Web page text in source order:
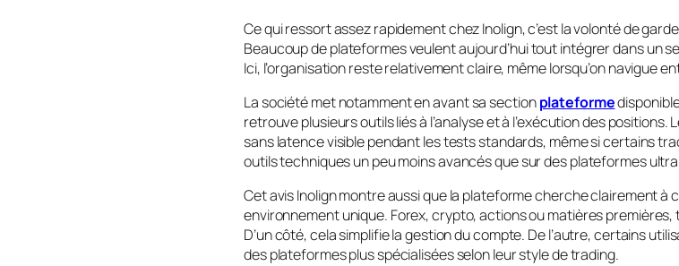
Ce qui ressort assez rapidement chez Inolign, c’est la volonté de
Beaucoup de plateformes veulent aujourd’hui tout intégrer dans un
Ici, l’organisation reste relativement claire, même lorsqu’on navigue
La société met notamment en avant sa sectionplateforme
retrouve plusieurs outils liés à l’analyse et à l’exécution des
sans latence visible pendant les tests standards, même si certains
outils techniques un peu moins avancés que sur des plateformes
Cet avis Inolign montre aussi que la plateforme cherche clairement à
environnement unique. Forex, crypto, actions ou matières
D’un côté, cela simplifie la gestion du compte. De l’autre, certains
des plateformes plus spécialisées selon leur style de trading.